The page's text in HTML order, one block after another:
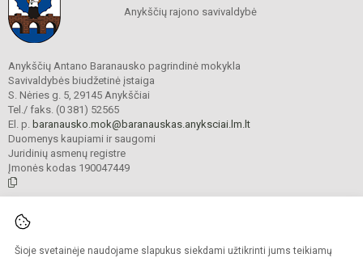
Šioje svetainėje naudojame slapukus siekdami užtikrinti jums teikiamų
Anykščių rajono savivaldybė
Anykščių Antano Baranausko pagrindinė mokykla
Savivaldybės biudžetinė įstaiga
S. Nėries g. 5, 29145 Anykščiai
Tel./ faks. (0 381) 52565
El. p. baranausko.mok@baranauskas.anyksciai.lm.lt
Duomenys kaupiami ir saugomi
Juridinių asmenų registre
Įmonės kodas 190047449
Kopijuoti turinį be raštiško mokyklos administracijos sutikimo griežtai